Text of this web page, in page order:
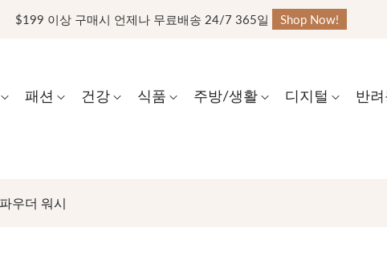
$199 이상 구매시 언제나 무료배송 24/7 365일 Shop Now!
패션 건강 식품 주방/생활 디지털 반
우더 워시